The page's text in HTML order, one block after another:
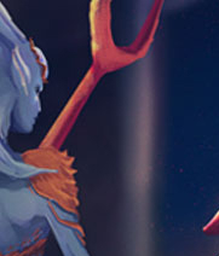
Skip
to
content